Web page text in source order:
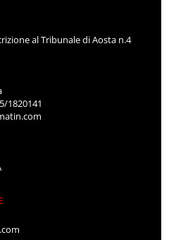
al Tribunale di Aosta n.4
1820141